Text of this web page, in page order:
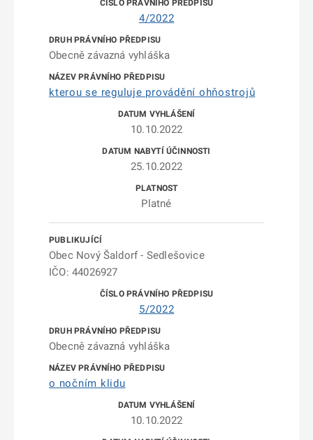
4/2022
Obecně závazná vyhláška
kterou se reguluje provádění ohňostrojů
10.10.2022
25.10.2022
Platné
Obec Nový Šaldorf - Sedlešovice
IČO: 44026927
5/2022
Obecně závazná vyhláška
o nočním klidu
10.10.2022